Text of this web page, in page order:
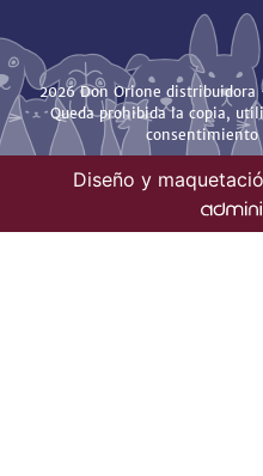
2026 Don Orione distribuidora
Queda prohibida la copia,
consentimiento
Diseño y